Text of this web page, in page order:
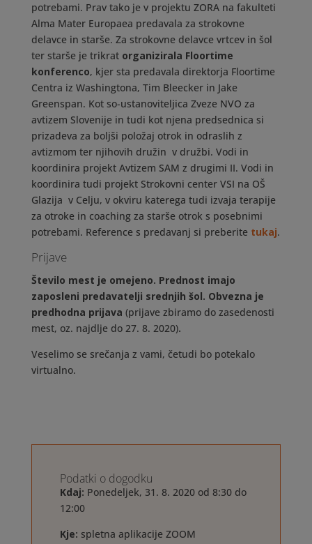
potrebami. Prav tako je v projektu ZORA na fakulteti
Alma Mater Europaea predavala za strokovne
delavce in starše. Za strokovne delavce vrtcev in šol
ter starše je trikrat organizirala Floortime
konferenco, kjer sta predavala direktorja Floortime
Centra iz Washingtona, Tim Bleecker in Jake
Greenspan. Kot so-ustanoviteljica Zveze NVO za
avtizem Slovenije in tudi kot njena predsednica si
prizadeva za boljši položaj otrok in odraslih z
avtizmom ter njihovih družin v družbi. Vodi in
koordinira projekt Avtizem SAM z drugimi II. Vodi in
koordinira tudi projekt Strokovni center VSI na OŠ
Glazija v Celju, v okviru katerega tudi izvaja terapije
za otroke in coaching za starše otrok s posebnimi
potrebami. Reference s predavanj si preberite tukaj.
Prijave
Število mest je omejeno. Prednost imajo
zaposleni predavatelji srednjih šol. Obvezna je
predhodna prijava (prijave zbiramo do zasedenosti
mest, oz. najdlje do 27. 8. 2020).
Veselimo se srečanja z vami, četudi bo potekalo
virtualno.
Podatki o dogodku
Kdaj: Ponedeljek, 31. 8. 2020 od 8:30 do
12:00
Kje: spletna aplikacije ZOOM